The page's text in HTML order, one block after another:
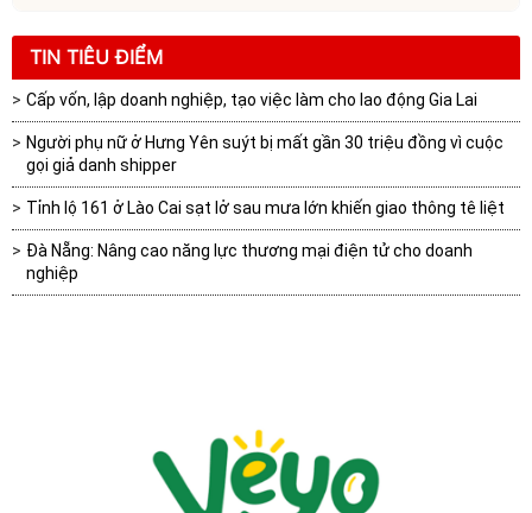
TIN TIÊU ĐIỂM
Cấp vốn, lập doanh nghiệp, tạo việc làm cho lao động Gia Lai
Người phụ nữ ở Hưng Yên suýt bị mất gần 30 triệu đồng vì cuộc
gọi giả danh shipper
Tỉnh lộ 161 ở Lào Cai sạt lở sau mưa lớn khiến giao thông tê liệt
Đà Nẵng: Nâng cao năng lực thương mại điện tử cho doanh
nghiệp